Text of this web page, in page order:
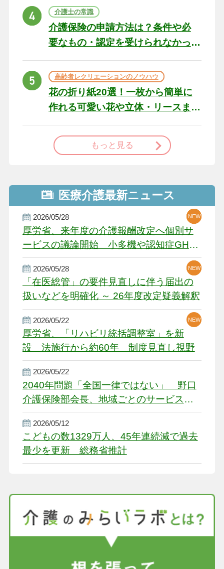
ト
介護士の常識
介護保険の申請方法は？条件や必
要なもの・認定を受けられなかっ
た場合の対処法
高齢者レクリエーションのノウハウ
花の折り紙20選！一枚から簡単に
作れる可愛い花や立体・リースま
で
もっと見る
医療介護最新ニュース
2026/05/28
厚労省、来年度の介護報酬改定へ個別サ
ービスの議論開始 小多機や認知症GH、
厳しい経営環境に危機感
NEW
NEW
NEW
2026/05/28
「在医総管」の要件見直しに伴う届出の
扱いなどを明確化 ～ 26年度改定疑義解釈
NEW
NEW
2026/05/22
厚労省、「リハビリ統括調整室」を新
設 法施行から約60年 制度見直し視野
NEW
2026/05/22
2040年問題「全国一律ではない」 野口
介護保険部会長、地域ごとのサービス基
盤整備を促す
2026/05/12
こどもの数1329万人、45年連続減で過去
最少を更新 総務省推計